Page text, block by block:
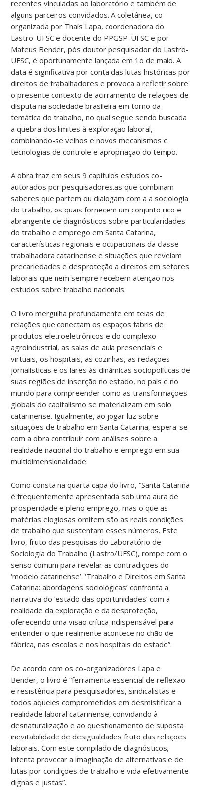
recentes vinculadas ao laboratório e também de
alguns parceiros convidados. A coletânea, co-
organizada por Thaís Lapa, coordenadora do
Lastro-UFSC e docente do PPGSP-UFSC e por
Mateus Bender, pós doutor pesquisador do Lastro-
UFSC, é oportunamente lançada em 1o de maio. A
data é significativa por conta das lutas históricas por
direitos de trabalhadores e provoca a refletir sobre
o presente contexto de acirramento de relações de
disputa na sociedade brasileira em torno da
temática do trabalho, no qual segue sendo buscada
a quebra dos limites à exploração laboral,
combinando-se velhos e novos mecanismos e
tecnologias de controle e apropriação do tempo.
A obra traz em seus 9 capítulos estudos co-
autorados por pesquisadores.as que combinam
saberes que partem ou dialogam com a a sociologia
do trabalho, os quais fornecem um conjunto rico e
abrangente de diagnósticos sobre particularidades
do trabalho e emprego em Santa Catarina,
características regionais e ocupacionais da classe
trabalhadora catarinense e situações que revelam
precariedades e desproteção a direitos em setores
laborais que nem sempre recebem atenção nos
estudos sobre trabalho nacionais.
O livro mergulha profundamente em teias de
relações que conectam os espaços fabris de
produtos eletroeletrônicos e do complexo
agroindustrial, as salas de aula presenciais e
virtuais, os hospitais, as cozinhas, as redações
jornalísticas e os lares às dinâmicas sociopolíticas de
suas regiões de inserção no estado, no país e no
mundo para compreender como as transformações
globais do capitalismo se materializam em solo
catarinense. Igualmente, ao jogar luz sobre
situações de trabalho em Santa Catarina, espera-se
com a obra contribuir com análises sobre a
realidade nacional do trabalho e emprego em sua
multidimensionalidade.
Como consta na quarta capa do livro, “Santa Catarina
é frequentemente apresentada sob uma aura de
prosperidade e pleno emprego, mas o que as
matérias elogiosas omitem são as reais condições
de trabalho que sustentam esses números. Este
livro, fruto das pesquisas do Laboratório de
Sociologia do Trabalho (Lastro/UFSC), rompe com o
senso comum para revelar as contradições do
‘modelo catarinense’. ‘Trabalho e Direitos em Santa
Catarina: abordagens sociológicas’ confronta a
narrativa do ‘estado das oportunidades’ com a
realidade da exploração e da desproteção,
oferecendo uma visão crítica indispensável para
entender o que realmente acontece no chão de
fábrica, nas escolas e nos hospitais do estado”.
De acordo com os co-organizadores Lapa e
Bender, o livro é “ferramenta essencial de reflexão
e resistência para pesquisadores, sindicalistas e
todos aqueles comprometidos em desmistificar a
realidade laboral catarinense, convidando à
desnaturalização e ao questionamento de suposta
inevitabilidade de desigualdades fruto das relações
laborais. Com este compilado de diagnósticos,
intenta provocar a imaginação de alternativas e de
lutas por condições de trabalho e vida efetivamente
dignas e justas”.